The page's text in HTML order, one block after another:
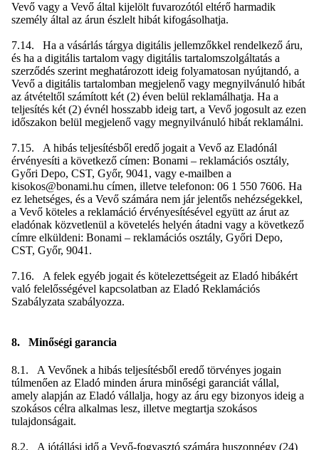
Vevő vagy a Vevő által kijelölt fuvarozótól eltérő harmadik
személy által az árun észlelt hibát kifogásolhatja.
7.14. Ha a vásárlás tárgya digitális jellemzőkkel rendelkező áru,
és ha a digitális tartalom vagy digitális tartalomszolgáltatás a
szerződés szerint meghatározott ideig folyamatosan nyújtandó, a
Vevő a digitális tartalomban megjelenő vagy megnyilvánuló hibát
az átvételtől számított két (2) éven belül reklamálhatja. Ha a
teljesítés két (2) évnél hosszabb ideig tart, a Vevő jogosult az ezen
időszakon belül megjelenő vagy megnyilvánuló hibát reklamálni.
7.15. A hibás teljesítésből eredő jogait a Vevő az Eladónál
érvényesíti a következő címen: Bonami – reklamációs osztály,
Győri Depo, CST, Győr, 9041, vagy e-mailben a
kisokos@bonami.hu címen, illetve telefonon: 06 1 550 7606. Ha
ez lehetséges, és a Vevő számára nem jár jelentős nehézségekkel,
a Vevő köteles a reklamáció érvényesítésével együtt az árut az
eladónak közvetlenül a követelés helyén átadni vagy a következő
címre elküldeni: Bonami – reklamációs osztály, Győri Depo,
CST, Győr, 9041.
7.16. A felek egyéb jogait és kötelezettségeit az Eladó hibákért
való felelősségével kapcsolatban az Eladó Reklamációs
Szabályzata szabályozza.
8. Minőségi garancia
8.1. A Vevőnek a hibás teljesítésből eredő törvényes jogain
túlmenően az Eladó minden árura minőségi garanciát vállal,
amely alapján az Eladó vállalja, hogy az áru egy bizonyos ideig a
szokásos célra alkalmas lesz, illetve megtartja szokásos
tulajdonságait.
8.2. A jótállási idő a Vevő-fogyasztó számára huszonnégy (24)